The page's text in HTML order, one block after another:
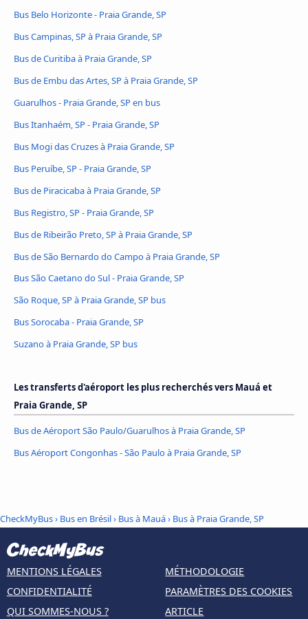
Bus Belo Horizonte - Praia Grande, SP
Bus Campinas, SP à Praia Grande, SP
Bus de Curitiba à Praia Grande, SP
Bus de Embu das Artes, SP à Praia Grande, SP
Guarulhos - Praia Grande, SP en bus
Bus Itanhaém, SP - Praia Grande, SP
Bus Mogi das Cruzes à Praia Grande, SP
Bus Peruíbe, SP - Praia Grande, SP
Bus de Piracicaba à Praia Grande, SP
Bus Registro, SP - Praia Grande, SP
Bus de Ribeirão Preto, SP à Praia Grande, SP
Bus de São Bernardo do Campo à Praia Grande, SP
Bus São Caetano do Sul - Praia Grande, SP
São Roque, SP à Praia Grande, SP bus
Bus Sorocaba - Praia Grande, SP
Suzano à Praia Grande, SP bus
Les transferts d'aéroport les plus recherchés vers Mauá et
Praia Grande, SP
Bus de Aéroport São Paulo/Guarulhos à Praia Grande, SP
Bus Aéroport Congonhas - São Paulo à Praia Grande, SP
CheckMyBus› Bus en Brésil› Bus à Mauá› Bus à Praia Grande, SP
MENTIONS LÉGALES
CONFIDENTIALITÉ
QUI SOMMES-NOUS ?
MÉTHODOLOGIE
PARAMÈTRES DES COOKIES
ARTICLE